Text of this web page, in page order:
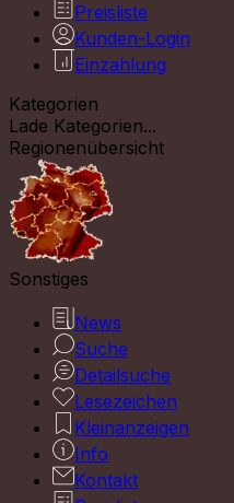
Preisliste
Kunden-Login
Einzahlung
Kategorien
Lade Kategorien...
Regionenübersicht
Sonstiges
News
Suche
Detailsuche
Lesezeichen
Kleinanzeigen
Info
Kontakt